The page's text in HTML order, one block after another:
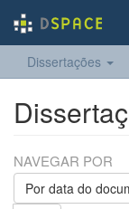
Dissertações
NAVEGAR POR
Por data do